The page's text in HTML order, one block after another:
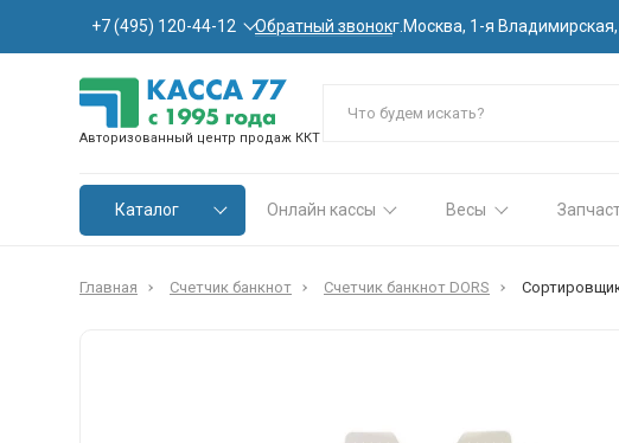
+7 (495) 120-44-12 Обратный звонокг.Москва, 1-я Владимирская,
Авторизованный центр продаж ККТ
Каталог Онлайн кассы Весы
Главная Счетчик банкнот Счетчик банкнот DORS